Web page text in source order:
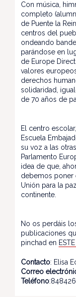
Con música,
completo
de Puente la
centros del
ondeando
parándose en
de Europe
valores
derechos
solidaridad,
de 70 años de
El centro
Escuela
su voz a las
Parlamento
idea de que,
debemos poner
Unión para la
continente.
No os perdáis
publicaciones
pinchad en
Contacto: Elisa
Correo
Teléfono